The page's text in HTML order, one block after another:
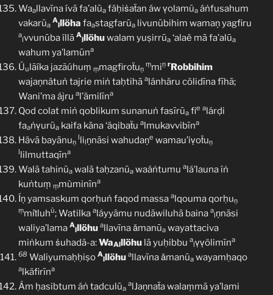
Waallavīna ívā fa’alūa fäḥiṡaẗan áw ṿolamũa áṅfusahum
vakarūa
A
lllöha faastagfarūa livunūbihim wamaṇ yagfiru
a
lvvunūba íllā A
lllöhuwalam yuṣirrūa ‘alaë mā fa’alūa
wahum ya’lamūna
Úulãíka jazãúhuṃ ṃmagfiroẗuṇ
ṃmiṇ rRobbihim
wajaṇnätuṅ tajrie miṅ taḥtihā alánhäru cölidīna fīhā;
Wani’ma ájru al’ämilīna
Qod colat miṅ qoblikum sunanuṅ fasīrūa fie alárḍi
faaṅṿurūa kaifa kāna ‘äqibaẗu almukavvibīna
Hävā bayānuṇ
llilṇnāsi wahudaṇe wamau’iṿoẗuṇ
llilmuttaqīna
Walā tahinūa walā taḥzanūa waáṅtumu alá’launa íṅ
kuṅtuṃ ṃmùminīna
Íṇ yamsaskum qorḥuṅ faqod massa alqouma qorḥuṇ
ṃmiṫluhü; Watilka aláyyāmu nudāwiluhā baina a
lṇnāsi
waliya’lama A
lllöhu allavīna ǎmanūa wayattaciva
miṅkum ṡuhadã-a:WaAlllöhu lā yuḥibbu a
lṿṿölimīna
68 Waliyumaḥḥiṣo A
lllöhu allavīna ǎmanūa wayamḥaqo
alkäfirīna
Ám ḥasibtum áṅ tadculūa
alJaṇnaẗa walaṃmā ya’lami